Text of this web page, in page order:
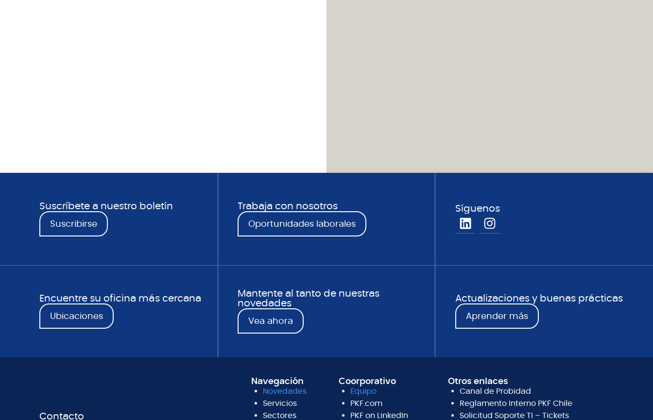
Suscríbete a nuestro boletín
Suscribirse
Trabaja con nosotros
Oportunidades laborales
Síguenos
Encuentre su oficina más cercana
Ubicaciones
Mantente al tanto de nuestras
novedades
Vea ahora
Actualizaciones y buenas prácticas
Aprender más
Contacto
Navegación
Novedades
Servicios
Sectores
Coorporativo
Equipo
PKF.com
PKF on LinkedIn
Otros enlaces
Canal de Probidad
Reglamento Interno PKF Chile
Solicitud Soporte TI – Tickets